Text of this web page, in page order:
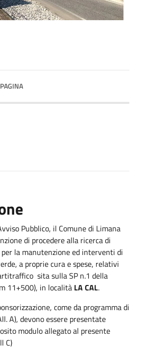
Pubblico, il Comune di Limana
di procedere alla ricerca di
la manutenzione ed interventi di
a proprie cura e spese, relativi
sita sulla SP n.1 della
11+500), in località LA CAL.
come da programma di
A), devono essere presentate
modulo allegato al presente
C)